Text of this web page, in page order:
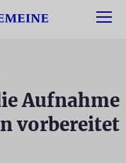
Aufnahme
vorbereitet